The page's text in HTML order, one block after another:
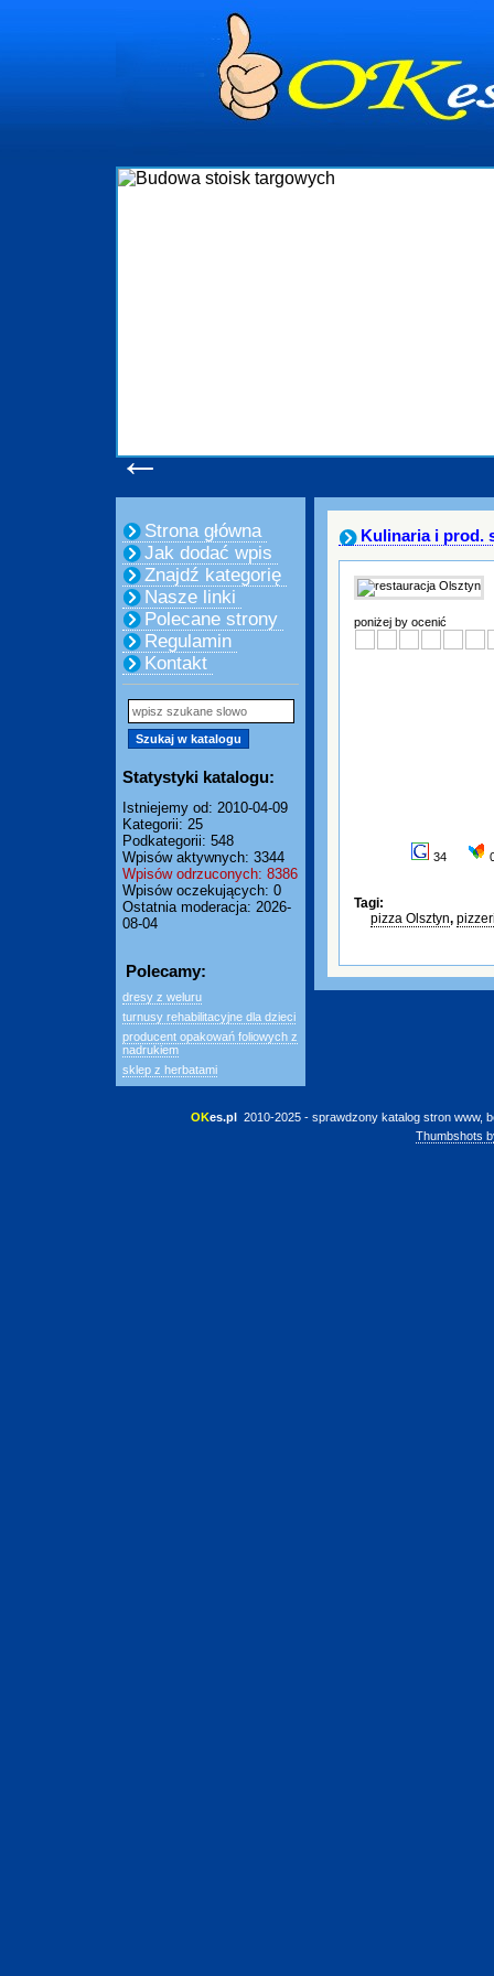
←
Strona główna
Jak dodać wpis
Znajdź kategorię
Nasze linki
Polecane strony
Regulamin
Kontakt
Statystyki katalogu:
Istniejemy od: 2010-04-09
Kategorii: 25
Podkategorii: 548
Wpisów aktywnych: 3344
Wpisów odrzuconych: 8386
Wpisów oczekujących: 0
Ostatnia moderacja: 2026-
08-04
Polecamy:
dresy z weluru
turnusy rehabilitacyjne dla dzieci
producent opakowań foliowych z
nadrukiem
sklep z herbatami
Kulinaria i prod.
poniżej by ocenić
34
Tagi:
pizza Olsztyn,
OKes.pl 2010-2025 - sprawdzony katalog stron www,
Thumbshots